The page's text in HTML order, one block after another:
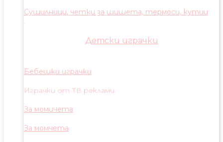
Сушилници, четки за шишета, термоси, кутии
Детски играчки
Бебешки играчки
Играчки от ТВ реклами
За момичета
За момчета